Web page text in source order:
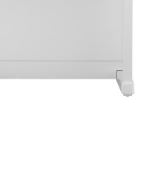
Klaviere